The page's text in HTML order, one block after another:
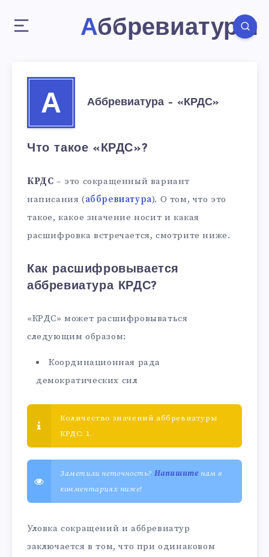
Аббревиатуры
А Аббревиатура – «КРДС»
Что такое «КРДС»?
КРДС – это сокращенный вариант
написания (аббревиатура). О том, что это
такое, какое значение носит и какая
расшифровка встречается, смотрите ниже.
Как расшифровывается
аббревиатура КРДС?
«КРДС» может расшифровываться
следующим образом:
Координационная рада
демократических сил
Количество значений аббревиатуры
КРДС: 1.
Заметили неточность? Напишитенам в
комментариях ниже!
Уловка сокращений и аббревиатур
заключается в том, что при одинаковом